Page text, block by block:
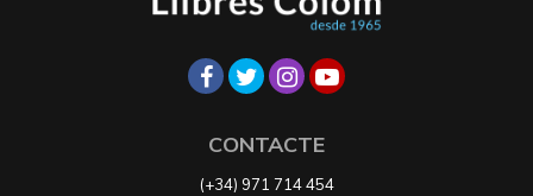
CONTACTE
(+34) 971 714 454